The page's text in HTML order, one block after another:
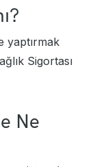
yaptırmak
Sigortası
Ne